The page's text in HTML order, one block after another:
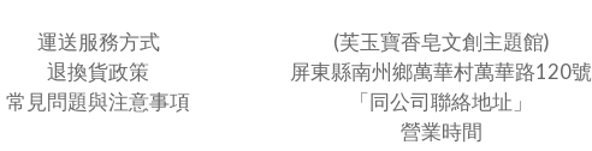
運送服務方式
退換貨政策
常見問題與注意事項
(芙玉寶香皂文創主題館)
屏東縣南州鄉萬華村萬華路120號
「同公司聯絡地址」
營業時間